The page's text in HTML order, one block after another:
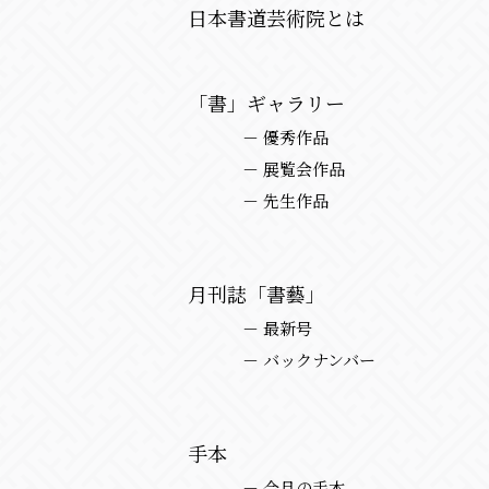
日本書道芸術院とは
「書」ギャラリー
－ 優秀作品
－ 展覧会作品
－ 先生作品
月刊誌「書藝」
－ 最新号
－ バックナンバー
手本